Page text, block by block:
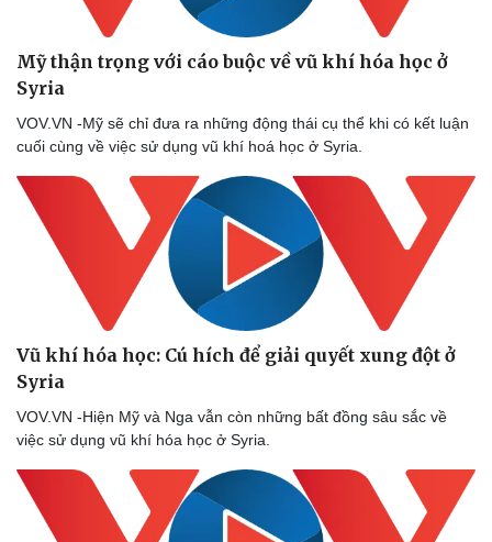
Thể thao
Lịch thi đấu bóng đá
Thế giới thể thao
eSports
Hậu trường
Xe máy
Tư vấn
Mỹ thận trọng với cáo buộc về vũ khí hóa học ở
Syria
VOV.VN -Mỹ sẽ chỉ đưa ra những động thái cụ thể khi có kết luận
cuối cùng về việc sử dụng vũ khí hoá học ở Syria.
Vũ khí hóa học: Cú hích để giải quyết xung đột ở
Syria
VOV.VN -Hiện Mỹ và Nga vẫn còn những bất đồng sâu sắc về
việc sử dụng vũ khí hóa học ở Syria.